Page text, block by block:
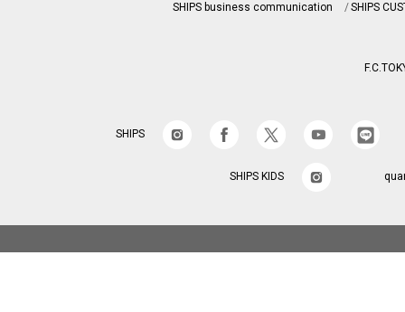
SHIPS business communication SHIPS
SHIPS
SHIPS KIDS